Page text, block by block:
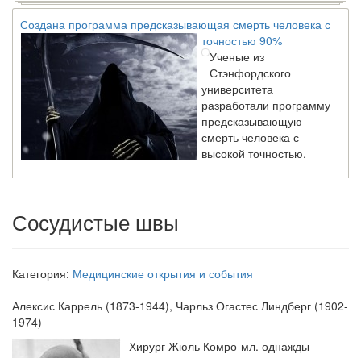
точностью 90%
Ученые из
Стэнфордского
университета
разработали программу
предсказывающую
смерть человека с
высокой точностью.
опровергла
доходов медицинских
работников в
заявила об этом на
Сосудистые швы
Категория: Медицинские открытия и события
Алексис Каррель (1873-1944), Чарльз Огастес Линдберг (1902-
1974)
Хирург Жюль Комро-мл. однажды